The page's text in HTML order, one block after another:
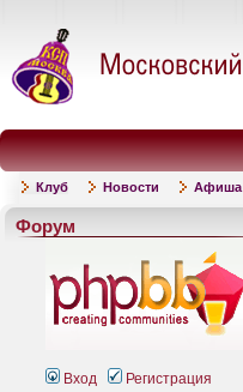
Клуб Новости Афиша
Форум
Вход Регистрация